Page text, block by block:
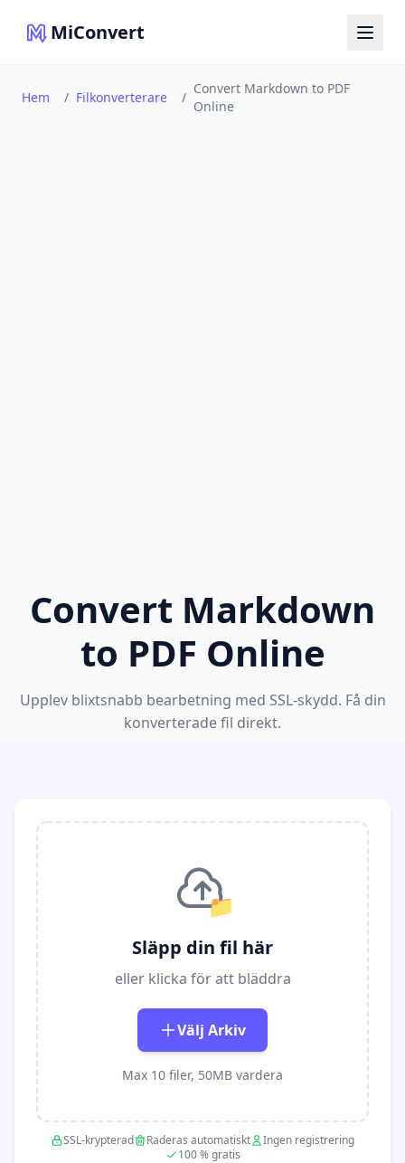
MiConvert
Hem / Filkonverterare /
Convert Markdown to PDF
Online
Convert Markdown
to PDF Online
Upplev blixtsnabb bearbetning med SSL-skydd. Få din
konverterade fil direkt.
📁
Släpp din fil här
eller klicka för att bläddra
Välj Arkiv
Max 10 filer, 50MB vardera
SSL-krypterad Raderas automatiskt
Ingen registrering
100 % gratis